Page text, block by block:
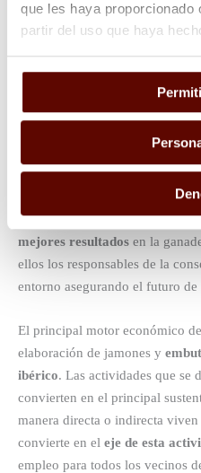
que les haya proporcionado
partir del uso que haya
BIENESTAR ANIMAL
ganaderos y cuentan con la
veterinariosvelando por su
Este equipo de expertos
conocimiento en el cuidado de
mejores resultados en la
ellos los responsables de la
entorno asegurando el futuro de
El principal motor económico
elaboración de jamones y
ibérico. Las actividades que se
convierten en el principal
manera directa o indirecta
convierte en el eje de esta
empleo para todos los vecinos